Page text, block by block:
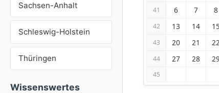
Sachsen-Anhalt
Schleswig-Holstein
Thüringen
Wissenswertes
41 6 7 8
42 13 14 15
43 20 21 22
44 27 28 29
45